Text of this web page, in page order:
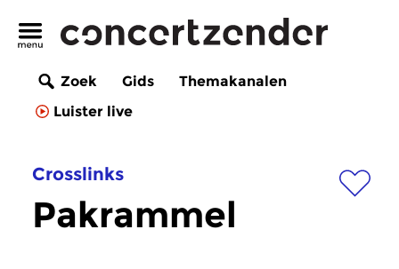
Zoek Gids
Themakanalen
Luister live
Crosslinks
Pakrammel